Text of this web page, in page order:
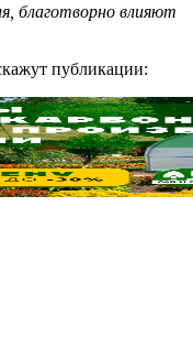
благотворно влияют
публикации: